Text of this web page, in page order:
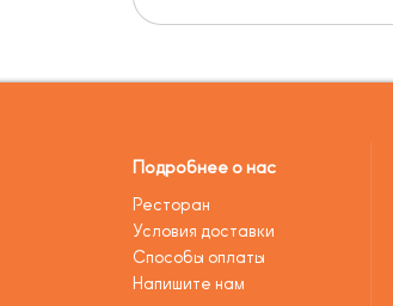
Подробнее о нас
Ресторан
Условия доставки
Способы оплаты
Напишите нам